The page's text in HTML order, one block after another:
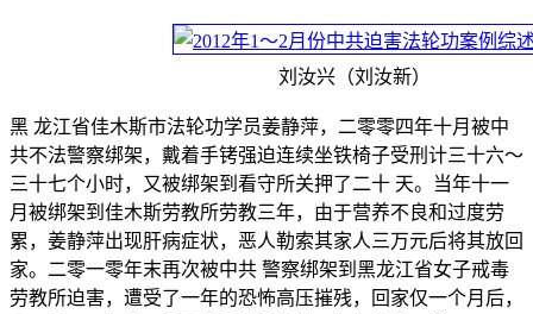
刘汝兴（刘汝新）
黑 龙江省佳木斯市法轮功学员姜静萍，二零零四年十月被中
共不法警察绑架，戴着手铐强迫连续坐铁椅子受刑计三十六～
三十七个小时，又被绑架到看守所关押了二十 天。当年十一
月被绑架到佳木斯劳教所劳教三年，由于营养不良和过度劳
累，姜静萍出现肝病症状，恶人勒索其家人三万元后将其放回
家。二零一零年末再次被中共 警察绑架到黑龙江省女子戒毒
劳教所迫害，遭受了一年的恐怖高压摧残，回家仅一个月后，